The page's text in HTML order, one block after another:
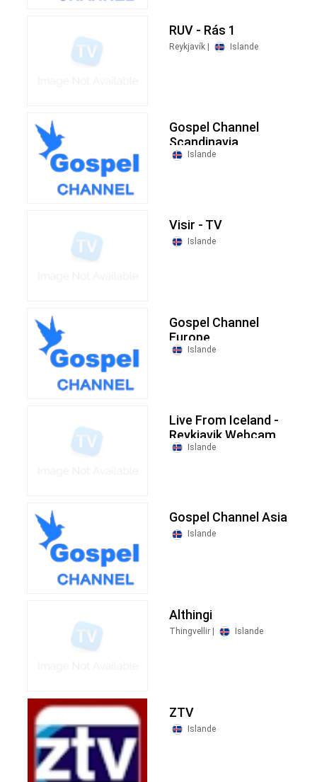
RUV - Rás 1
Reykjavík | Islande
Gospel Channel
Scandinavia
Islande
Visir - TV
Islande
Gospel Channel
Europe
Islande
Live From Iceland -
Reykjavik Webcam
Islande
Gospel Channel Asia
Islande
Althingi
Thingvellir | Islande
ZTV
Islande